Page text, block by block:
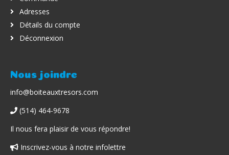
Adresses
Détails du compte
Déconnexion
Nous joindre
info@boiteauxtresors.com
(514) 464-9678
Il nous fera plaisir de vous répondre!
Inscrivez-vous à notre infolettre